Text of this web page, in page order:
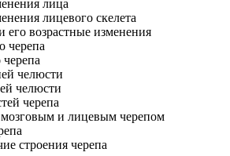
лица
лицевого скелета
его возрастные изменения
черепа
челюсти
челюсти
черепа
и лицевым черепом
строения черепа